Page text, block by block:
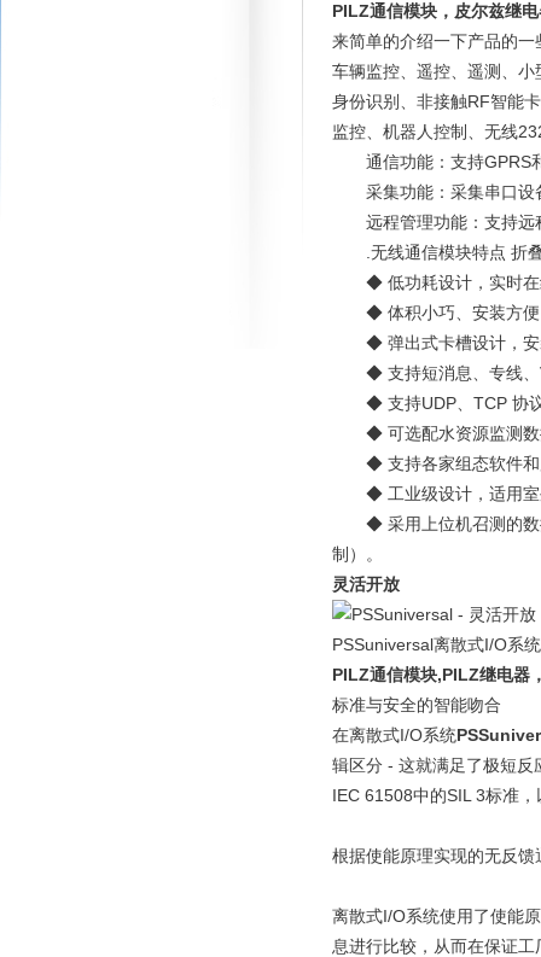
PILZ通信模块，皮尔兹继
来简单的介绍一下产品的
车辆监控、遥控、遥测、
身份识别、非接触RF智能
监控、机器人控制、无线
通信功能：支持GPRS和
采集功能：采集串口设
远程管理功能：支持远
.无线通信模块特点 折
◆ 低功耗设计，实时在
◆ 体积小巧、安装方便
◆ 弹出式卡槽设计，安
◆ 支持短消息、专线、
◆ 支持UDP、TCP 协议
◆ 可选配水资源监测数
◆ 支持各家组态软件和
◆ 工业级设计，适用室
◆ 采用上位机召测的数据
制）。
灵活开放
PSSuniversal离散式I/O系
PILZ通信模块,PILZ继电器
标准与安全的智能吻合
在离散式I/O系统
辑区分 - 这就满足了极短
IEC 61508中的SIL 3标准
根据使能原理实现的无反馈
离散式I/O系统使用了使能
息进行比较，从而在保证